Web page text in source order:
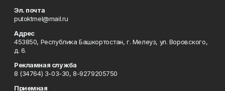
Эл. почта
putoktmel@mail.ru
Адрес
453850, Республика Башкортостан, г. Мелеуз, ул. Воровского,
д. 6.
Рекламная служба
8 (34764) 3-03-30, 8-9279205750
Приемная